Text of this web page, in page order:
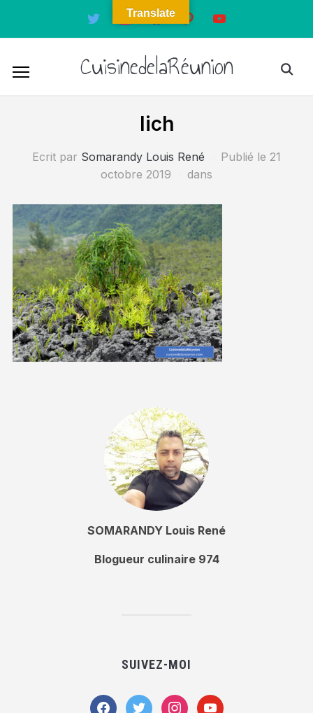
twitter instagramfacebookpinterestyoutube
CuisinedelaRéunion
lich
Ecrit par Somarandy Louis René Publié le 21
octobre 2019
dans
SOMARANDY Louis René
Blogueur culinaire 974
SUIVEZ-MOI
facebooktwitter instagramyoutube
Translate